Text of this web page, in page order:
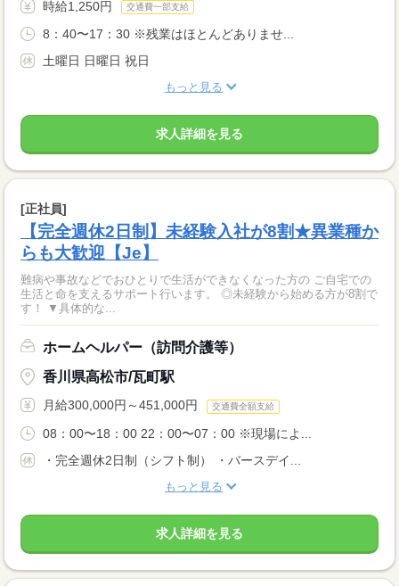
時給1,250円 交通費一部支給
8：40〜17：30 ※残業はほとんどありませ...
土曜日 日曜日 祝日
もっと見る
求人詳細を見る
[正社員]
【完全週休2日制】未経験入社が8割★異業種か
らも大歓迎【Je】
難病や事故などでおひとりで生活ができなくなった方の ご自宅での
生活と命を支えるサポート行います。 ◎未経験から始める方が8割で
す！ ▼具体的な...
ホームヘルパー（訪問介護等）
香川県高松市/瓦町駅
月給300,000円～451,000円 交通費全額支給
08：00〜18：00 22：00〜07：00 ※現場によ...
・完全週休2日制（シフト制） ・バースデイ...
もっと見る
求人詳細を見る